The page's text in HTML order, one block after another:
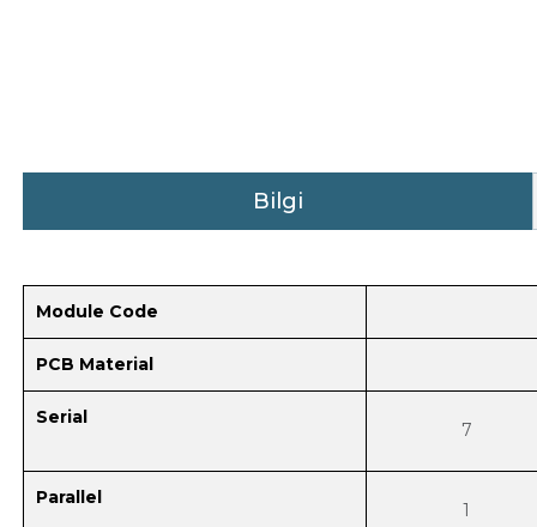
Bilgi
Module Code
PCB Material
Serial
7
Parallel
1